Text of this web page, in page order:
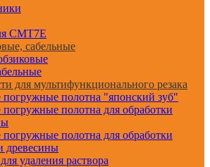
CMT7E
сабельные
для мультифункционального резака
полотна "японский зуб"
полотна для обработки
полотна для обработки
древесины
удаления раствора